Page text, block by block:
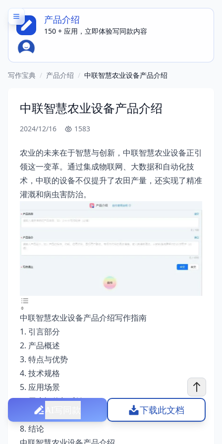
产品介绍
150 + 应用，立即体验写同款内容
写作宝典 / 产品介绍 / 中联智慧农业设备产品介绍
中联智慧农业设备产品介绍
2024/12/16 1583
农业的未来在于智慧与创新，中联智慧农业设备正引
领这一变革。通过集成物联网、大数据和自动化技
术，中联的设备不仅提升了农田产量，还实现了精准
灌溉和病虫害防治。
中联智慧农业设备产品介绍写作指南
1. 引言部分
2. 产品概述
3. 特点与优势
4. 技术规格
5. 应用场景
6. 用户评价与反馈
7. 服务与支持
8. 结论
下载此文档